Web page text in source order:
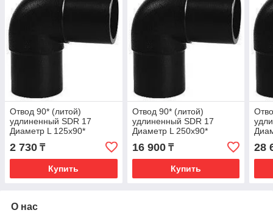
Отвод 90* (литой)
удлиненный SDR 17
Диаметр L 125х90*
2 730 ₸
Купить
Отвод 90* (литой)
удлиненный SDR 17
Диаметр L 250х90*
16 900₸
Купить
28
О нас